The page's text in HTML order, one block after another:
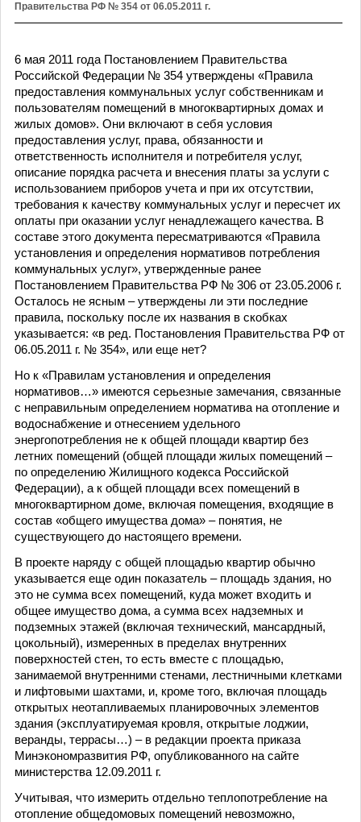
Правительства РФ № 354 от 06.05.2011 г.
6 мая 2011 года Постановлением Правительства
Российской Федерации № 354 утверждены «Правила
предоставления коммунальных услуг собственникам и
пользователям помещений в многоквартирных домах и
жилых домов». Они включают в себя условия
предоставления услуг, права, обязанности и
ответственность исполнителя и потребителя услуг,
описание порядка расчета и внесения платы за услуги с
использованием приборов учета и при их отсутствии,
требования к качеству коммунальных услуг и пересчет их
оплаты при оказании услуг ненадлежащего качества. В
составе этого документа пересматриваются «Правила
установления и определения нормативов потребления
коммунальных услуг», утвержденные ранее
Постановлением Правительства РФ № 306 от 23.05.2006 г.
Осталось не ясным – утверждены ли эти последние
правила, поскольку после их названия в скобках
указывается: «в ред. Постановления Правительства РФ от
06.05.2011 г. № 354», или еще нет?
Но к «Правилам установления и определения
нормативов…» имеются серьезные замечания, связанные
с неправильным определением норматива на отопление и
водоснабжение и отнесением удельного
энергопотребления не к общей площади квартир без
летних помещений (общей площади жилых помещений –
по определению Жилищного кодекса Российской
Федерации), а к общей площади всех помещений в
многоквартирном доме, включая помещения, входящие в
состав «общего имущества дома» – понятия, не
существующего до настоящего времени.
В проекте наряду с общей площадью квартир обычно
указывается еще один показатель – площадь здания, но
это не сумма всех помещений, куда может входить и
общее имущество дома, а сумма всех надземных и
подземных этажей (включая технический, мансардный,
цокольный), измеренных в пределах внутренних
поверхностей стен, то есть вместе с площадью,
занимаемой внутренними стенами, лестничными клетками
и лифтовыми шахтами, и, кроме того, включая площадь
открытых неотапливаемых планировочных элементов
здания (эксплуатируемая кровля, открытые лоджии,
веранды, террасы…) – в редакции проекта приказа
Минэкономразвития РФ, опубликованного на сайте
министерства 12.09.2011 г.
Учитывая, что измерить отдельно теплопотребление на
отопление общедомовых помещений невозможно,